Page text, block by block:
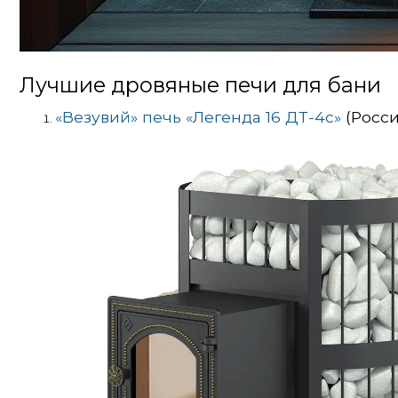
Лучшие дровяные печи для бани
«Везувий» печь «Легенда 16 ДТ-4с»